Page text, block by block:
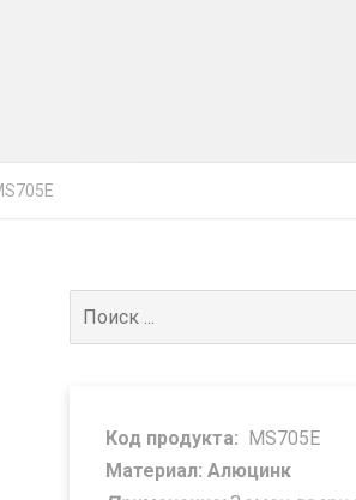
Поиск
для:
Код продукта: MS705E
Материал: Алюцинк